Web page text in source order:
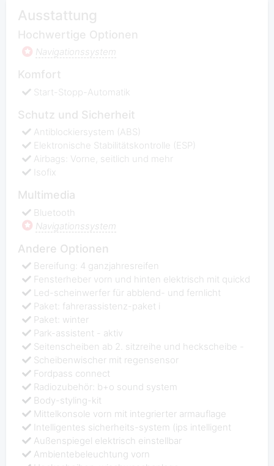
Ausstattung
Hochwertige Optionen
Navigationssystem
Komfort
Start-Stopp-Automatik
Schutz und Sicherheit
Antiblockiersystem (ABS)
Elektronische Stabilitätskontrolle (ESP)
Airbags: Vorne, seitlich und mehr
Isofix
Multimedia
Bluetooth
Navigationssystem
Andere Optionen
Bereifung: 4 ganzjahresreifen
Fensterheber vorn und hinten elektrisch mit quickd
Led-scheinwerfer für abblend- und fernlicht
Paket: fahrerassistenz-paket i
Paket: winter
Park-assistent - aktiv
Seitenscheiben ab 2. sitzreihe und heckscheibe -
Scheibenwischer mit regensensor
Fordpass connect
Radiozubehör: b+o sound system
Body-styling-kit
Mittelkonsole vorn mit integrierter armauflage
Intelligentes sicherheits-system (ips intelligent
Außenspiegel elektrisch einstellbar
Ambientebeleuchtung vorn